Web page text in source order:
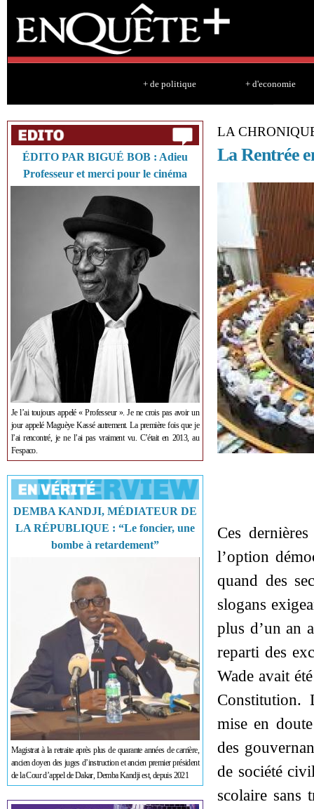
+ de politique + d'economie
ÉDITO PAR BIGUÉ BOB : Adieu
Professeur et merci pour le cinéma
Je l’ai toujours appelé « Professeur ». Je ne crois pas avoir un
jour appelé Maguèye Kassé autrement. La première fois que je
l’ai rencontré, je ne l’ai pas vraiment vu. C’était en 2013, au
Fespaco.
DEMBA KANDJI, MÉDIATEUR DE
LA RÉPUBLIQUE : “Le foncier, une
bombe à retardement”
Magistrat à la retraite après plus de quarante années de carrière,
ancien doyen des juges d’instruction et ancien premier président
de la Cour d’appel de Dakar, Demba Kandji est, depuis 2021
LA
La Rentrée
Ces
l’option
quand des
slogans
plus d’un an
reparti des
Wade avait
Constitution.
mise en
des
de société
scolaire sans